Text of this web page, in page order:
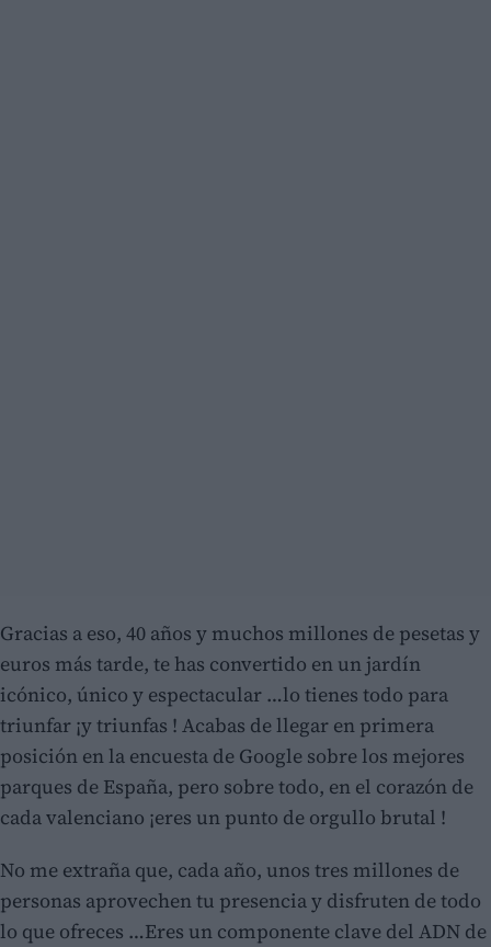
Gracias a eso, 40 años y muchos millones de pesetas y
euros más tarde, te has convertido en un jardín
icónico, único y espectacular …lo tienes todo para
triunfar ¡y triunfas ! Acabas de llegar en primera
posición en la encuesta de Google sobre los mejores
parques de España, pero sobre todo, en el corazón de
cada valenciano ¡eres un punto de orgullo brutal !
No me extraña que, cada año, unos tres millones de
personas aprovechen tu presencia y disfruten de todo
lo que ofreces …Eres un componente clave del ADN de